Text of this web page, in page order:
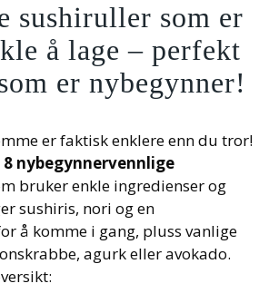
sushiruller som er
å lage – perfekt
er nybegynner!
er faktisk enklere enn du tror!
8 nybegynnervennlige
bruker enkle ingredienser og
sushiris, nori og en
å komme i gang, pluss vanlige
agurk eller avokado.